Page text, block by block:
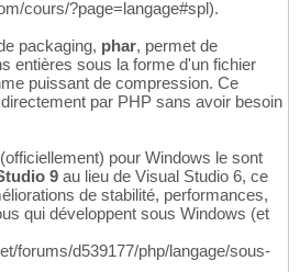
cours/?page=langage#spl).
packaging, phar, permet de
entières sous la forme d'un fichier
puissant de compression. Ce
par PHP sans avoir besoin
pour Windows le sont
9 au lieu de Visual Studio 6, ce
de stabilité, performances,
qui développent sous Windows (et
forums/d539177/php/langage/sous-